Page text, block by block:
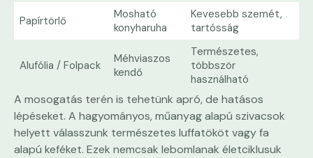
Papírtörlő
Mosható
konyharuha
Kevesebb szemét,
tartósság
Alufólia / Folpack
Méhviaszos
kendő
Természetes,
többször
használható
A mosogatás terén is tehetünk apró, de hatásos
lépéseket. A hagyományos, műanyag alapú szivacsok
helyett válasszunk természetes luffatököt vagy fa
alapú keféket. Ezek nemcsak lebomlanak életciklusuk